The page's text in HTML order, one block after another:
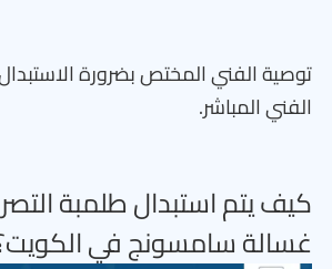
توصية الفني المختص بضرورة
الفني المباشر.
كيف يتم استبدال طلمبة
غسالة سامسونج في